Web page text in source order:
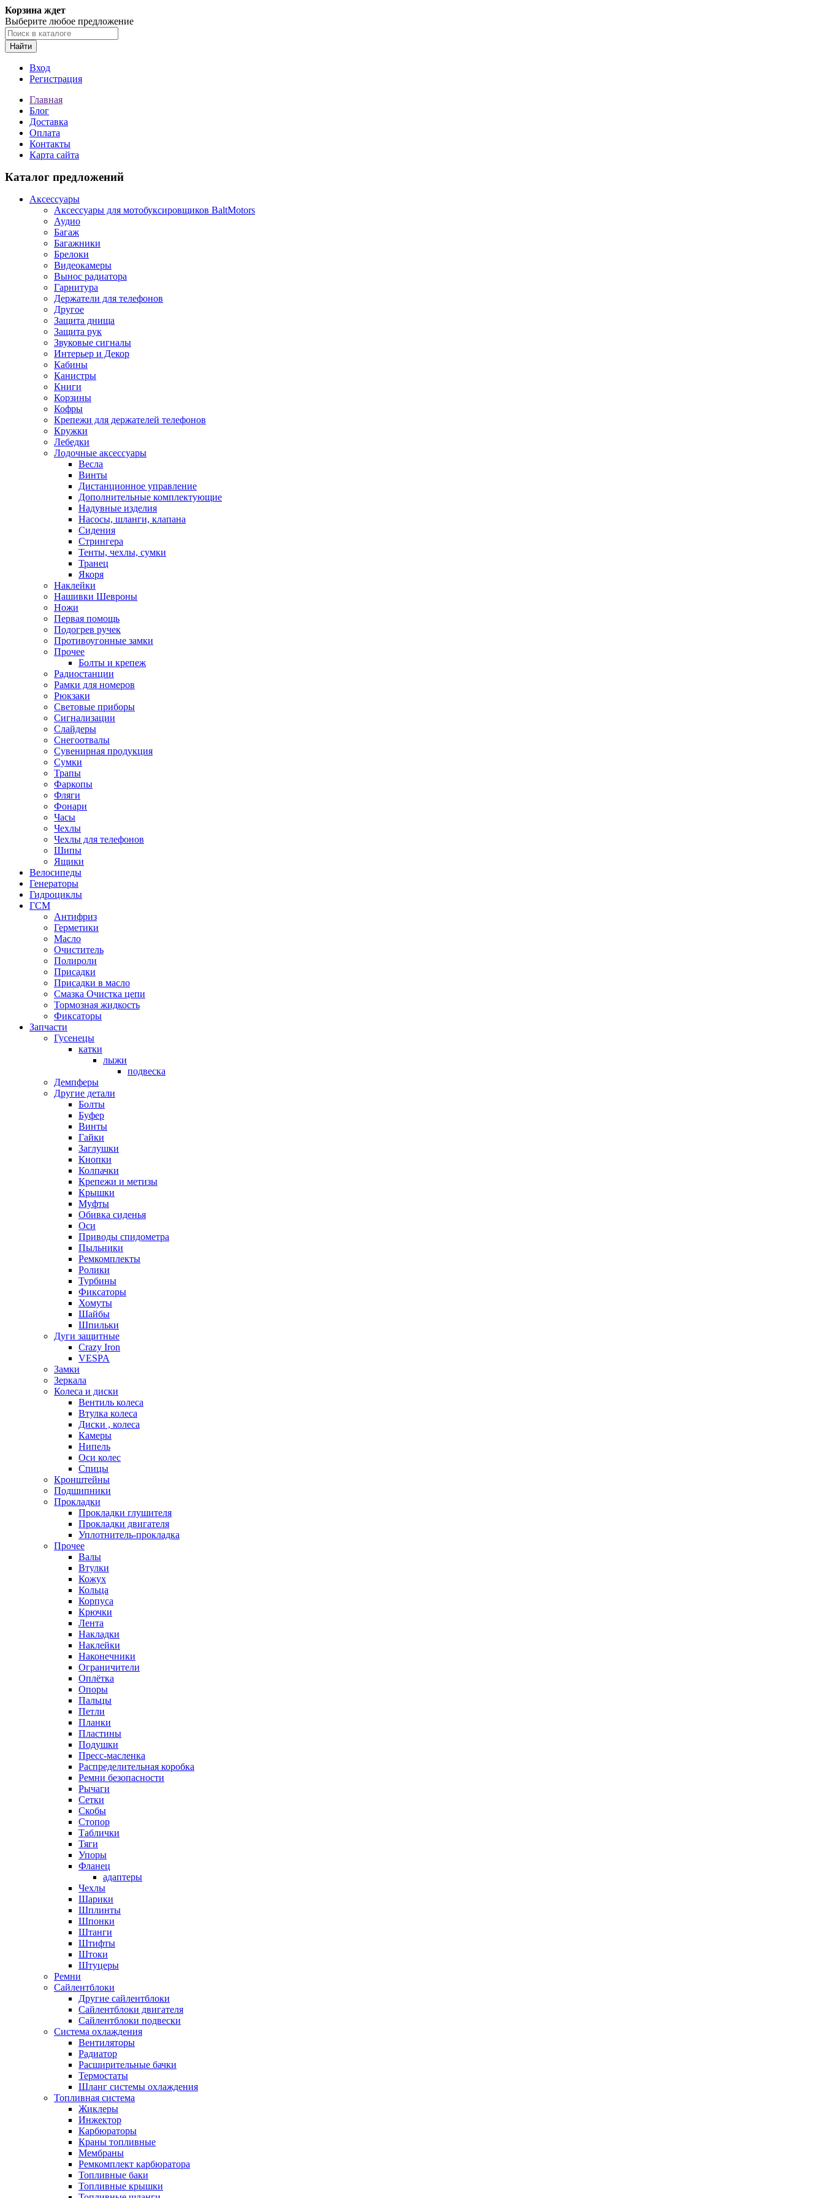
Корзина ждет
Выберите любое предложение
Найти
Вход
Регистрация
Главная
Блог
Доставка
Оплата
Контакты
Карта сайта
Каталог предложений
Аксессуары
Аксессуары для мотобуксировщиков BaltMotors
Аудио
Багаж
Багажники
Брелоки
Видеокамеры
Вынос радиатора
Гарнитура
Держатели для телефонов
Другое
Защита днища
Защита рук
Звуковые сигналы
Интерьер и Декор
Кабины
Канистры
Книги
Корзины
Кофры
Крепежи для держателей телефонов
Кружки
Лебедки
Лодочные аксессуары
Весла
Винты
Дистанционное управление
Дополнительные комплектующие
Надувные изделия
Насосы, шланги, клапана
Сидения
Стрингера
Тенты, чехлы, сумки
Транец
Якоря
Наклейки
Нашивки Шевроны
Ножи
Первая помощь
Подогрев ручек
Противоугонные замки
Прочее
Болты и крепеж
Радиостанции
Рамки для номеров
Рюкзаки
Световые приборы
Сигнализации
Слайдеры
Снегоотвалы
Сувенирная продукция
Сумки
Трапы
Фаркопы
Фляги
Фонари
Часы
Чехлы
Чехлы для телефонов
Шипы
Ящики
Велосипеды
Генераторы
Гидроциклы
ГСМ
Антифриз
Герметики
Масло
Очиститель
Полироли
Присадки
Присадки в масло
Смазка Очистка цепи
Тормозная жидкость
Фиксаторы
Запчасти
Гусенецы
катки
лыжи
подвеска
Демпферы
Другие детали
Болты
Буфер
Винты
Гайки
Заглушки
Кнопки
Колпачки
Крепежи и метизы
Крышки
Муфты
Обивка сиденья
Оси
Приводы спидометра
Пыльники
Ремкомплекты
Ролики
Турбины
Фиксаторы
Хомуты
Шайбы
Шпильки
Дуги защитные
Crazy Iron
VESPA
Замки
Зеркала
Колеса и диски
Вентиль колеса
Втулка колеса
Диски , колеса
Камеры
Нипель
Оси колес
Спицы
Кронштейны
Подшипники
Прокладки
Прокладки глушителя
Прокладки двигателя
Уплотнитель-прокладка
Прочее
Валы
Втулки
Кожух
Кольца
Корпуса
Крючки
Лента
Накладки
Наклейки
Наконечники
Ограничители
Оплётка
Опоры
Пальцы
Петли
Планки
Пластины
Подушки
Пресс-масленка
Распределительная коробка
Ремни безопасности
Рычаги
Сетки
Скобы
Стопор
Таблички
Тяги
Упоры
Фланец
адаптеры
Чехлы
Шарики
Шплинты
Шпонки
Штанги
Штифты
Штоки
Штуцеры
Ремни
Сайлентблоки
Другие сайлентблоки
Сайлентблоки двигателя
Сайлентблоки подвески
Система охлаждения
Вентиляторы
Радиатор
Расширительные бачки
Термостаты
Шланг системы охлаждения
Топливная система
Жиклеры
Инжектор
Карбюраторы
Краны топливные
Мембраны
Ремкомплект карбюратора
Топливные баки
Топливные крышки